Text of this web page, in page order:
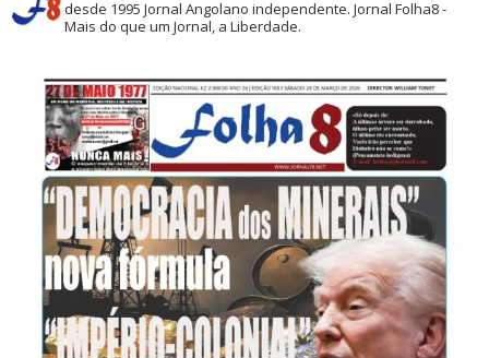
desde 1995 Jornal Angolano independente.Jornal Folha8 -
Mais do que um Jornal, a Liberdade.